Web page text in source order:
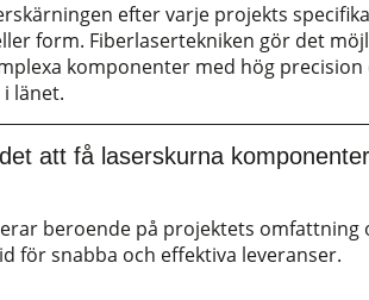
efter varje projekts
form. Fiberlasertekniken gör det
komponenter med hög
länet.
att få laserskurna komponenter
beroende på projektets omfattning
för snabba och effektiva leveranser.